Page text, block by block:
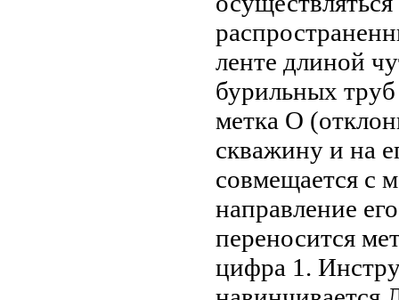
ленте длиной
бурильных
метка О
скважину и на
совмещается с
направление
переносится
цифра 1.